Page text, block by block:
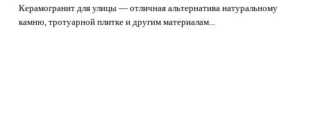
Керамогранит для улицы — отличная альтернатива натуральному
камню, тротуарной плитке и другим материалам...